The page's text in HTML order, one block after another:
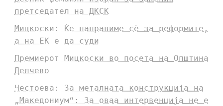
претседател на ДКСК
Мицкоски: Ќе направиме сè за реформите,
а на ЕК е да суди
Премиерот Мицкоски во посета на Општина
Делчево
Честоева: За металната конструкција на
„Македониум“: За оваа интервенција не е